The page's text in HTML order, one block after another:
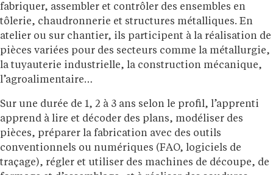
fabriquer, assembler et contrôler des ensembles en
tôlerie, chaudronnerie et structures métalliques. En
atelier ou sur chantier, ils participent à la réalisation de
pièces variées pour des secteurs comme la métallurgie,
la tuyauterie industrielle, la construction mécanique,
l’agroalimentaire…
Sur une durée de 1, 2 à 3 ans selon le profil, l’apprenti
apprend à lire et décoder des plans, modéliser des
pièces, préparer la fabrication avec des outils
conventionnels ou numériques (FAO, logiciels de
traçage), régler et utiliser des machines de découpe, de